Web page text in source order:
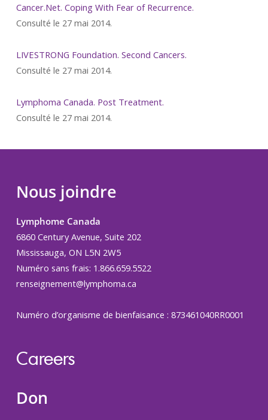
Cancer.Net. Coping With Fear of Recurrence.
Consulté le 27 mai 2014.
LIVESTRONG Foundation. Second Cancers.
Consulté le 27 mai 2014.
Lymphoma Canada. Post Treatment.
Consulté le 27 mai 2014.
Nous joindre
Lymphome Canada
6860 Century Avenue, Suite 202
Mississauga, ON L5N 2W5
Numéro sans frais: 1.866.659.5522
renseignement@lymphoma.ca
Numéro d’organisme de bienfaisance : 873461040RR0001
Careers
Don